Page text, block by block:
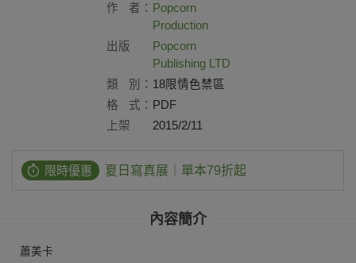
作 者： Popcorn
Production
出版
Popcorn
Publishing LTD
類
別： 18限情色禁區
格
式： PDF
上架
2015/2/11
限時優惠 夏日寫真展｜單本79折起
內容簡介
蕭美卡